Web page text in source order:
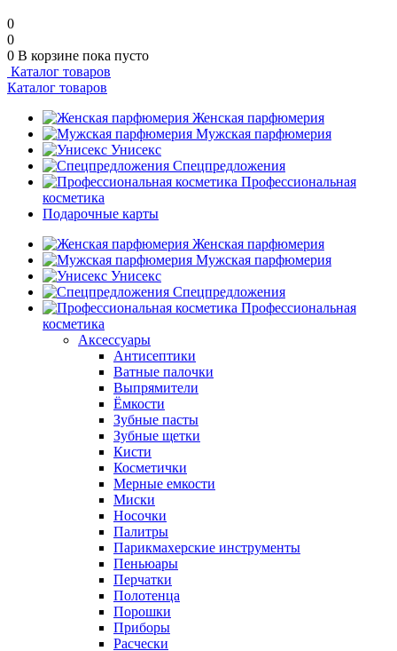
0
0
0 В корзине пока пусто
Каталог товаров
Каталог товаров
Женская парфюмерия
Мужская парфюмерия
Унисекс
Спецпредложения
Профессиональная
косметика
Подарочные карты
Женская парфюмерия
Мужская парфюмерия
Унисекс
Спецпредложения
Профессиональная
косметика
Аксессуары
Антисептики
Ватные палочки
Выпрямители
Ёмкости
Зубные пасты
Зубные щетки
Кисти
Косметички
Мерные емкости
Миски
Носочки
Палитры
Парикмахерские инструменты
Пеньюары
Перчатки
Полотенца
Порошки
Приборы
Расчески